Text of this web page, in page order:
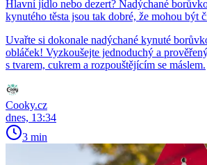
Hlavní jídlo nebo dezert? Nadýchané
kynutého těsta jsou tak dobré, že mohou být
Uvařte si dokonale nadýchané kynuté
obláček! Vyzkoušejte jednoduchý a
s tvarem, cukrem a rozpouštějícím se máslem.
Cooky.cz
dnes, 13:34
3 min